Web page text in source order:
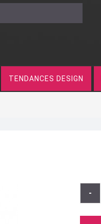
TENDANCES DESIGN